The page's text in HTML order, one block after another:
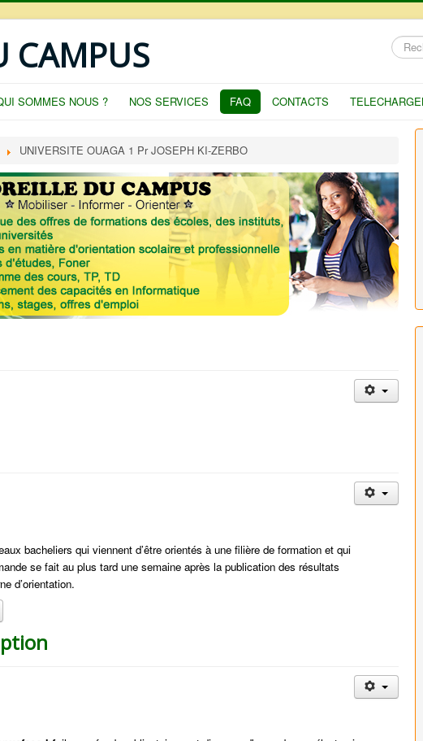
CAMPUS
SOMMES NOUS ? NOS SERVICES FAQ CONTACTS
UNIVERSITE OUAGA 1 Pr JOSEPH KI-ZERBO
bacheliers qui viennent d’être orientés à une filière de formation et qui
se fait au plus tard une semaine après la publication des résultats
d’orientation.